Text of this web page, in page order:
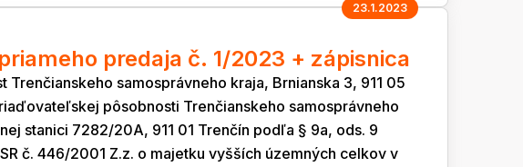
23.1.2023
predaja č. 1/2023 + zápisnica
Trenčianskeho samosprávneho kraja, Brnianska 3, 911 05
pôsobnosti Trenčianskeho samosprávneho
stanici 7282/20A, 911 01 Trenčín podľa § 9a, ods. 9
č. 446/2001 Z.z. o majetku vyšších územných celkov v